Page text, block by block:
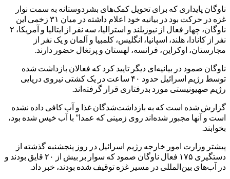
ناوگان پایداری که برای تحویل کمک‌های بشردوستانه به سمت نوار
غزه در حرکت بود در بیانیه‌ خود اعلام داشته در میان ۳۱ زخمی‌ این
ناوگان، چهار فعال از نیوزیلند و استرالیا، سه نفر از ایتالیا و آمریکا، ۲
نفر از کانادا، هلند، اسپانیا، انگلیس، کلمبیا و آلمان و یک نفر از
مجارستان، اوکراین، فرانسه، لهستان و پرتغال حضور دارند.
ناوگان صمود در بیانیه‌ای دیگر تایید کرد که فعالان بازداشت شده
توسط رژیم اسرائیل حدود ۴۰ ساعت در یک کشتی نیروی دریایی
رژیم صهیونیستی مورد بدرفتاری قرار گرفته‌اند.
گزارش شده است که به بازداشت‌شدگان غذا و آب کافی داده نشده
است و آنها مجبور شده‌اند روی زمینی که عمدا” با آب خیس شده بود،
بخوابند.
پیشتر وزارت امور خارجه رژیم اسرائیل در روز پنجشنبه گذشته از
دستگیری ۱۷۵ فعال ناوگان صمود که سوار بر بیش از ۲۰ قایق بودند و
در آب‌های بین‌المللی در مسیر غزه توقیف شده بودند، خبر داد.